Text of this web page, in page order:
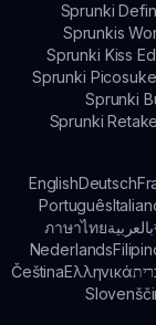
Sprunki
Sprunkis
Sprunki Kiss
Sprunki Picosuke
Sprunki
Sprunki
EnglishDeutsch
Português
ภาษาไทยبالعربية
Nederlands
ČeštinaΕλληνικά